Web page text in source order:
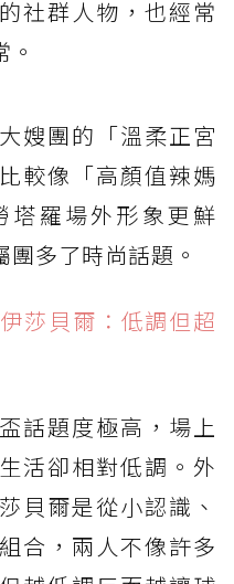
社群人物，也經常
嫂團的「溫柔正宮
較像「高顏值辣媽
塔羅場外形象更鮮
多了時尚話題。
莎貝爾：低調但超
話題度極高，場上
活卻相對低調。外
貝爾是從小認識、
合，兩人不像許多